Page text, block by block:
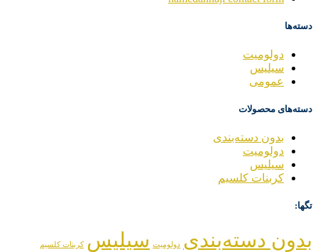
دسته‌ها
دولومیت
سیلیس
عمومی
دسته‌های محصولات
بدون دسته‌بندی
دولومیت
سیلیس
کربنات کلسیم
تگها:
بدون دسته‌بندی دولومیت سیلیس کربنات کلسیم